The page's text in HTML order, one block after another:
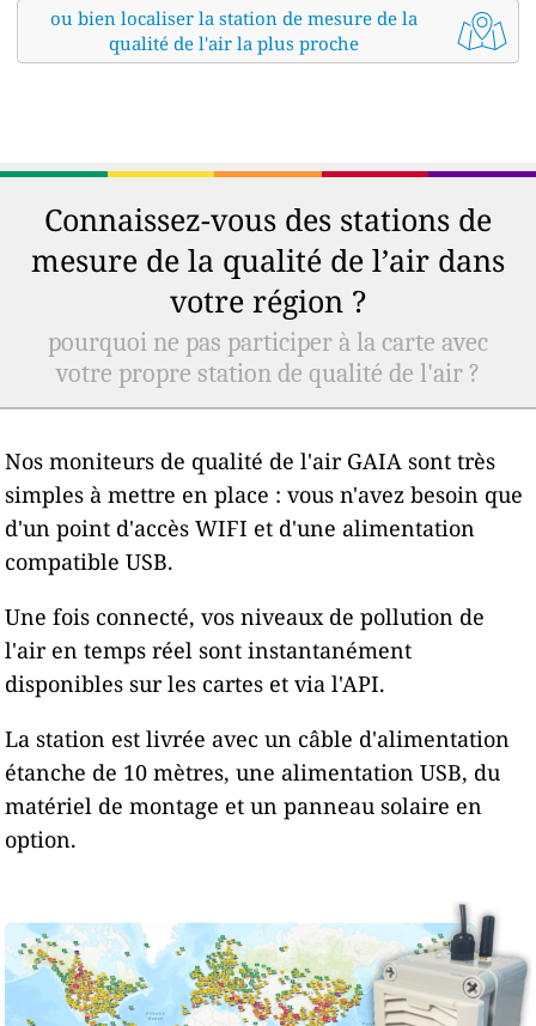
ou bien localiser la station de mesure de la
qualité de l'air la plus proche
Connaissez-vous des stations de
mesure de la qualité de l’air dans
votre région ?
pourquoi ne pas participer à la carte avec
votre propre station de qualité de l'air ?
Nos moniteurs de qualité de l'air GAIA sont très
simples à mettre en place : vous n'avez besoin que
d'un point d'accès WIFI et d'une alimentation
compatible USB.
Une fois connecté, vos niveaux de pollution de
l'air en temps réel sont instantanément
disponibles sur les cartes et via l'API.
La station est livrée avec un câble d'alimentation
étanche de 10 mètres, une alimentation USB, du
matériel de montage et un panneau solaire en
option.